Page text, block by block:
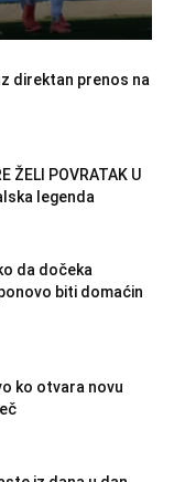
direktan prenos na
ŽELI POVRATAK U
legenda
da dočeka
biti domaćin
ko otvara novu